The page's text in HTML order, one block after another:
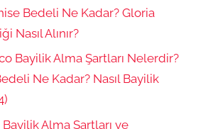
Bedeli Ne Kadar? Gloria
Nasıl Alınır?
Bayilik Alma Şartları Nelerdir?
Ne Kadar? Nasıl Bayilik
Alma Şartları ve